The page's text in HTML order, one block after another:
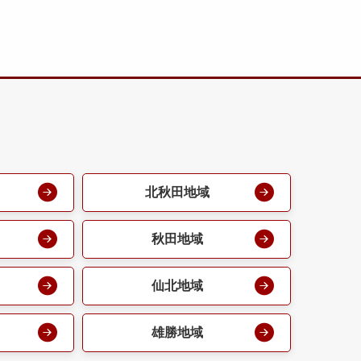
北秋田地域
秋田地域
仙北地域
雄勝地域